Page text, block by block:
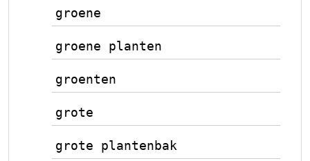
groene
groene planten
groenten
grote
grote plantenbak